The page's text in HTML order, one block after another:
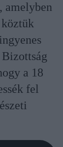
amelyben
a 18
fel